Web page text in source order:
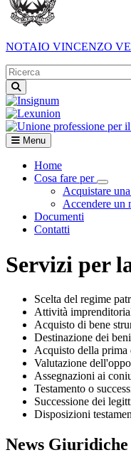
NOTAIO VINCENZO
Menu
Home
Cosa fare per
Acquistare una
Accendere un
Documenti
Contatti
Servizi per
Scelta del regime
Attività
Acquisto di bene
Destinazione dei
Acquisto della prima
Valutazione
Assegnazioni ai
Testamento o
Successione dei
Disposizioni
News Giuridiche